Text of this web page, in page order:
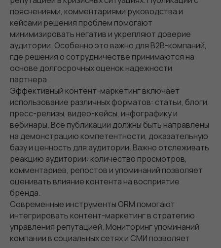
пояснениями, комментариями руководства и
кейсами решения проблем помогают
минимизировать негатив и укрепляют доверие
аудитории. Особенно это важно для B2B-компаний,
где решения о сотрудничестве принимаются на
основе долгосрочных оценок надежности
партнера.
Эффективный контент-маркетинг включает
использование различных форматов: статьи, блоги,
пресс-релизы, видео-кейсы, инфографику и
вебинары. Все публикации должны быть направлены
на демонстрацию компетентности, доказательную
базу и ценность для аудитории. Важно отслеживать
реакцию аудитории: количество просмотров,
комментариев, репостов и упоминаний позволяет
оценивать влияние контента на восприятие
бренда.
Современные инструменты ORM помогают
интегрировать контент-маркетинг в стратегию
управления репутацией. Мониторинг упоминаний
компании в социальных сетях и СМИ позволяет